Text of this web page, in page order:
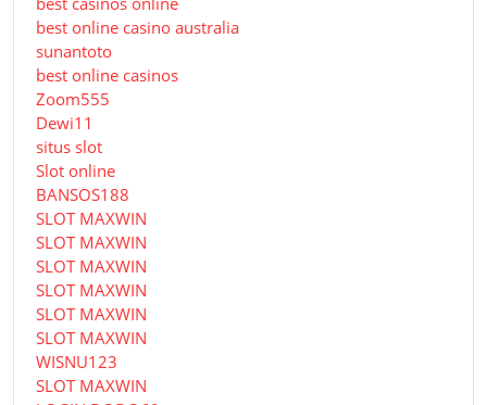
best online casino australia
sunantoto
best online casinos
Zoom555
Dewi11
situs slot
Slot online
BANSOS188
SLOT MAXWIN
SLOT MAXWIN
SLOT MAXWIN
SLOT MAXWIN
SLOT MAXWIN
SLOT MAXWIN
WISNU123
SLOT MAXWIN